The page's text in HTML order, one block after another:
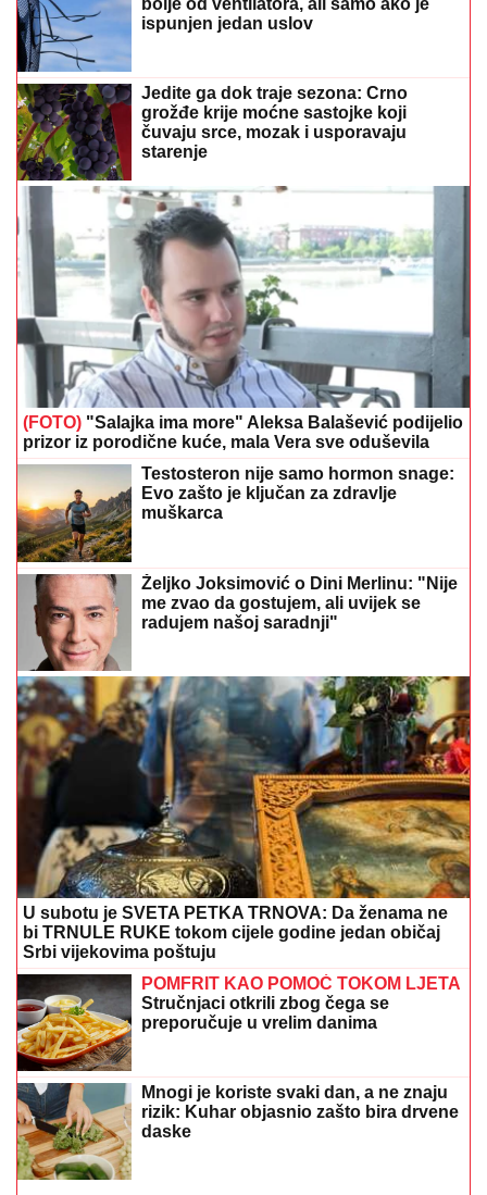
ispunjen jedan uslov
Jedite ga dok traje sezona: Crno
grožđe krije moćne sastojke koji
čuvaju srce, mozak i usporavaju
starenje
(FOTO) "Salajka ima more" Aleksa Balašević podijelio
prizor iz porodične kuće, mala Vera sve oduševila
Testosteron nije samo hormon snage:
Evo zašto je ključan za zdravlje
muškarca
Željko Joksimović o Dini Merlinu: "Nije
me zvao da gostujem, ali uvijek se
radujem našoj saradnji"
U subotu je SVETA PETKA TRNOVA: Da ženama ne
bi TRNULE RUKE tokom cijele godine jedan običaj
Srbi vijekovima poštuju
POMFRIT KAO POMOĆ TOKOM LJETA
Stručnjaci otkrili zbog čega se
preporučuje u vrelim danima
Mnogi je koriste svaki dan, a ne znaju
rizik: Kuhar objasnio zašto bira drvene
daske